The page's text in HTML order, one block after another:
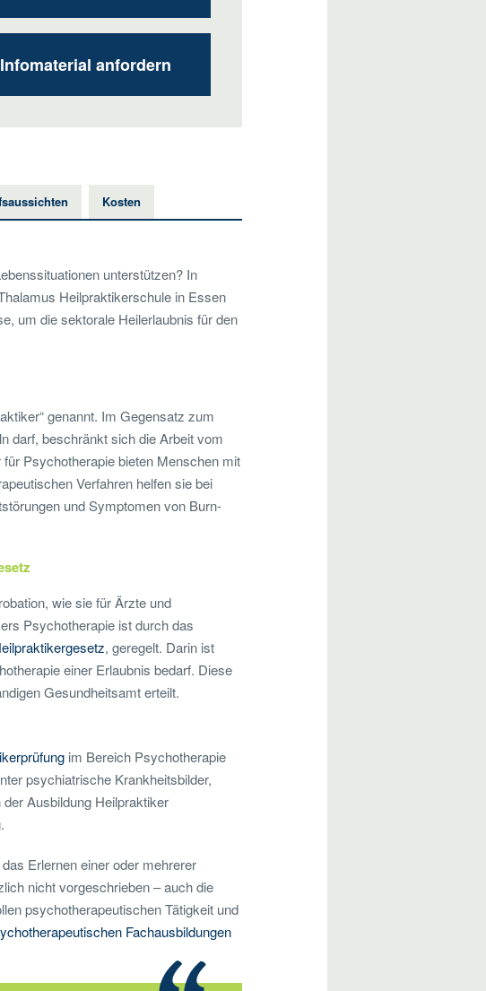
Infomaterial anfordern
Kosten
unterstützen? In
Heilpraktikerschule in Essen
um die sektorale Heilerlaubnis für den
genannt. Im Gegensatz zum
darf, beschränkt sich die Arbeit vom
Psychotherapie bieten Menschen mit
Verfahren helfen sie bei
und Symptomen von Burn-
wie sie für Ärzte und
Psychotherapie ist durch das
, geregelt. Darin ist
einer Erlaubnis bedarf. Diese
Gesundheitsamt erteilt.
im Bereich Psychotherapie
psychiatrische Krankheitsbilder,
Ausbildung Heilpraktiker
Erlernen einer oder mehrerer
nicht vorgeschrieben – auch die
psychotherapeutischen Tätigkeit und
Fachausbildungen